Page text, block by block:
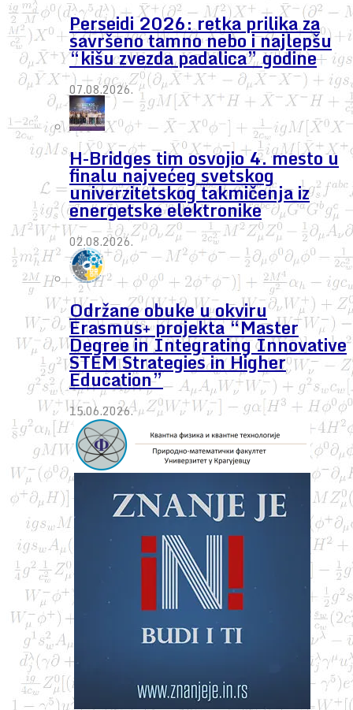
Perseidi 2026: retka prilika za
savršeno tamno nebo i najlepšu
“kišu zvezda padalica” godine
07.08.2026.
H-Bridges tim osvojio 4. mesto u
finalu najvećeg svetskog
univerzitetskog takmičenja iz
energetske elektronike
02.08.2026.
Održane obuke u okviru
Erasmus+ projekta “Master
Degree in Integrating Innovative
STEM Strategies in Higher
Education”
15.06.2026.